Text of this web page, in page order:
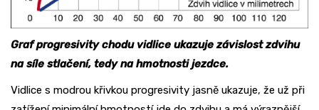
Graf progresivity chodu vidlice ukazuje závislost zdvihu
na síle stlačení, tedy na hmotnosti jezdce.
Vidlice s modrou křivkou progresivity jasně ukazuje, že už při